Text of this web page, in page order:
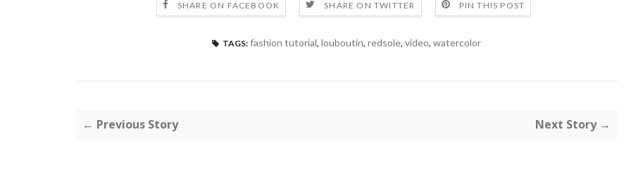
SHARE ON FACEBOOK SHARE ON TWITTER PIN THIS POST
TAGS: fashion tutorial, louboutin, redsole, video, watercolor
← Previous Story Next Story →